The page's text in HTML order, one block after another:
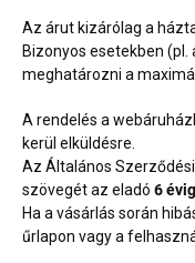
Az árut kizárólag a
Bizonyos esetekben
meghatározni a
A rendelés a
kerül elküldésre.
Az Általános
szövegét az eladó 6
Ha a vásárlás során
űrlapon vagy a